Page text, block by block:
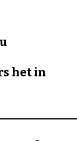
het in